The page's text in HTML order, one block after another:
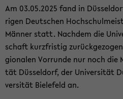
Am 03.05.2025 fand in
ri­gen Deut­schen
Män­ner statt. Nach­dem die
schaft kurz­fris­tig
gio­na­len Vor­run­de nur noch die
tät Düs­sel­dorf, der Uni­ver­si­tät
ver­si­tät Bie­le­feld an.